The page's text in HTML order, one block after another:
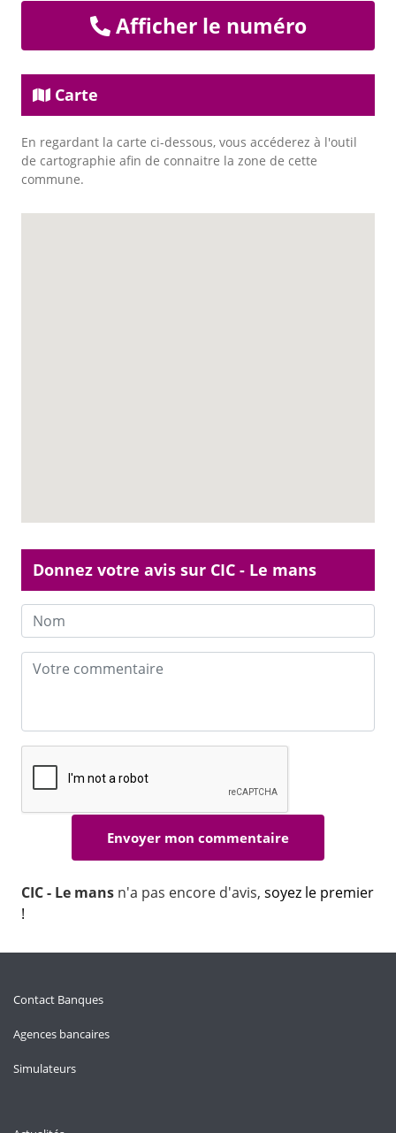
Afficher le numéro
Carte
En regardant la carte ci-dessous, vous accéderez à l'outil
de cartographie afin de connaitre la zone de cette
commune.
Donnez votre avis sur CIC - Le mans
CIC - Le mans n'a pas encore d'avis, soyez le premier
!
Contact Banques
Agences bancaires
Simulateurs